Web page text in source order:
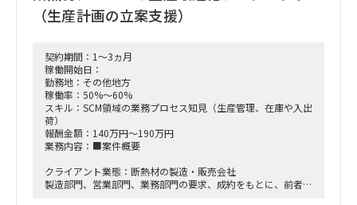
（生産計画の立案支援）
契約期間：1～3ヵ月
稼働開始日：
勤務地：その他地方
稼働率：50%～60%
スキル：SCM領域の業務プロセス知見（生産管理、在庫や入出
荷）
報酬金額：140万円～190万円
業務内容：■案件概要
クライアント業態：断熱材の製造・販売会社
製造部門、営業部門、業務部門の要求、成約をもとに、前者最